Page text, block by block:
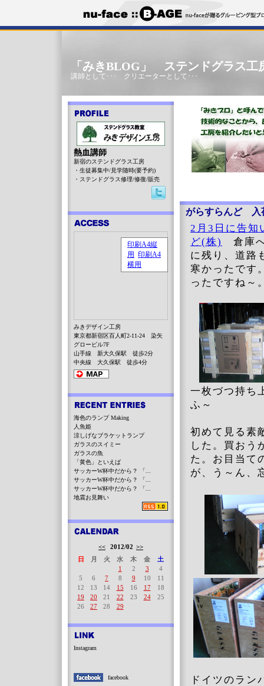
「みきBLOG」 ステンドグラス工
講師として･･･ クリエーターとして･･･
がらすらんど 入
2月3日に告知
ど(株)
倉庫
に残り、道路
寒かったです
ったですね～
一枚づつ持ち
ふ～
初めて見る素
した。買おう
た。お目当て
が、う～ん、
ドイツのラン
熱血講師
新宿のステンドグラス工房
・生徒募集中/見学随時(要予約)
・ステンドグラス修理/修復/販売
みきデザイン工房
東京都新宿区百人町2-11-24 染矢
グロービル7F
山手線 新大久保駅 徒歩2分
中央線 大久保駅 徒歩4分
海色のランプ Making
人魚姫
涼しげなブラケットランプ
ガラスのスイミー
ガラスの魚
「黄色」といえば
サッカーW杯中だから？ 「...
サッカーW杯中だから？ 「...
サッカーW杯中だから？ 「...
地震お見舞い
<< 2012/02 >>
日
月 火 水 木 金
土
1
2 3
4
5
6 7 8 9 10
11
12
13 14 15 16 17
18
19
20 21 22 23 24
25
26
27 28 29
Instagram
facebook